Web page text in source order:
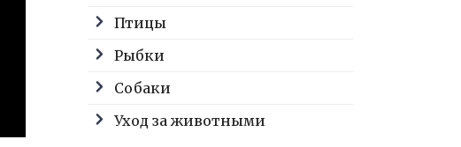
Птицы
Рыбки
Собаки
Уход за животными